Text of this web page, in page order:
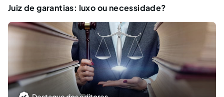
Juiz de garantias: luxo ou necessidade?